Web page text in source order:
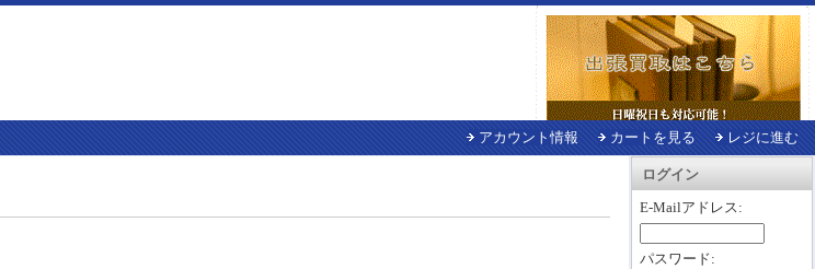
アカウント情報 カートを見る レジに進む
ログイン
E-Mailアドレス:
パスワード: